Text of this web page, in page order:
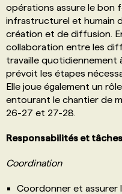
opérations assure le bon
infrastructurel et humain
création et de diffusion.
collaboration entre les
travaille quotidiennement
prévoit les étapes
Elle joue également un
entourant le chantier de
26-27 et 27-28.
Responsabilités et tâches
Coordination
Coordonner et assurer